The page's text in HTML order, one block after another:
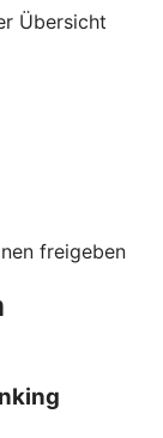
Übersicht
freigeben